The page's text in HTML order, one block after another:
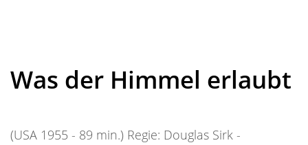
Was der Himmel erlaubt
(USA 1955 - 89 min.) Regie: Douglas Sirk -